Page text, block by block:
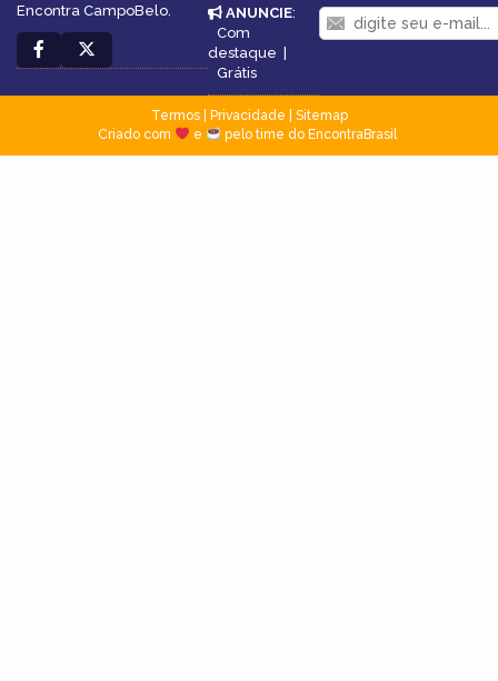
Encontra CampoBelo.
ANUNCIE:
Com
destaque
Grátis
Termos| Privacidade
Sitemap
Criado com
e pelo time do EncontraBrasil